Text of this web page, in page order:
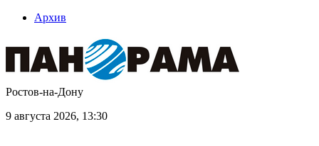
Архив
Ростов-на-Дону
9 августа 2026, 13:30